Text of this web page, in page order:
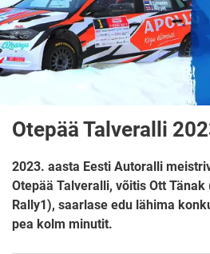
Otepää Talveralli
2023. aasta Eesti Autoralli
Otepää Talveralli, võitis Ott
Rally1), saarlase edu lähima
pea kolm minutit.